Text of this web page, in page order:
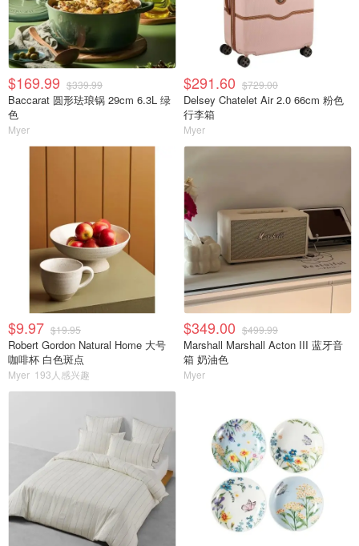
$169.99 $339.99
Baccarat 圆形珐琅锅 29cm 6.3L 绿
色
Myer
$291.60 $729.00
Delsey Chatelet Air 2.0 66cm 粉色
行李箱
Myer
$9.97 $19.95
Robert Gordon Natural Home 大号
咖啡杯 白色斑点
Myer 193人感兴趣
$349.00 $499.99
Marshall Marshall Acton III 蓝牙音
箱 奶油色
Myer